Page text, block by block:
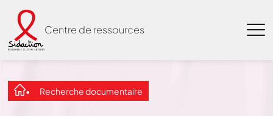
Centre de ressources
Recherche documentaire